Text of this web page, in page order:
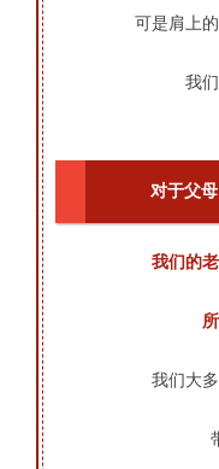
可是肩上
我
对于父
我们的
我们大